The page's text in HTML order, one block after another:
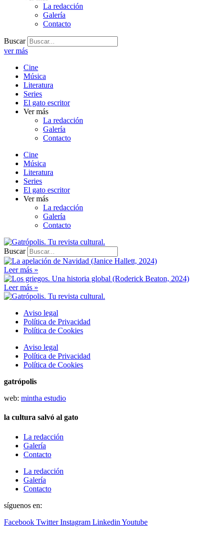
La redacción
Galería
Contacto
Buscar
ver más
Cine
Música
Literatura
Series
El gato escritor
Ver más
La redacción
Galería
Contacto
Cine
Música
Literatura
Series
El gato escritor
Ver más
La redacción
Galería
Contacto
Buscar
Leer más »
Leer más »
Aviso legal
Política de Privacidad
Política de Cookies
Aviso legal
Política de Privacidad
Política de Cookies
gatrópolis
web: mintha estudio
la cultura salvó al gato
La redacción
Galería
Contacto
La redacción
Galería
Contacto
síguenos en:
Facebook Twitter Instagram Linkedin Youtube